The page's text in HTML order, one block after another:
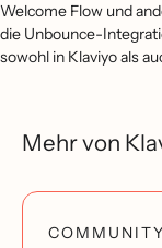
Welcome Flow und
die Unbounce-
sowohl in Klaviyo als
Mehr von
COMMUNITY